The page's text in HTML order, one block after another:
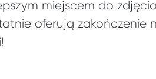
miejscem do
oferują zakończenie